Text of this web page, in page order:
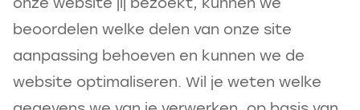
beoordelen welke delen van onze site
aanpassing behoeven en kunnen we de
website optimaliseren. Wil je weten welke